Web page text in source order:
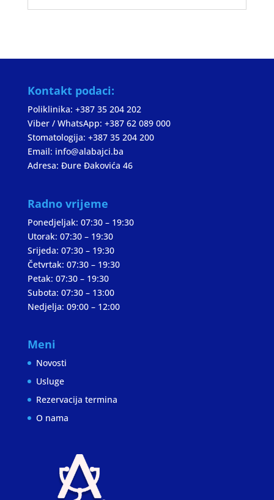
Kontakt podaci:
Poliklinika: +387 35 204 202
Viber / WhatsApp: +387 62 089 000
Stomatologija: +387 35 204 200
Email: info@alabajci.ba
Adresa: Đure Đakovića 46
Radno vrijeme
Ponedjeljak: 07:30 – 19:30
Utorak: 07:30 – 19:30
Srijeda: 07:30 – 19:30
Četvrtak: 07:30 – 19:30
Petak: 07:30 – 19:30
Subota: 07:30 – 13:00
Nedjelja: 09:00 – 12:00
Meni
Novosti
Usluge
Rezervacija termina
O nama